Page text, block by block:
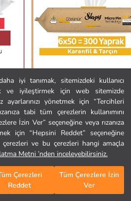
iyi tanımak, sitemizdeki kullanıcı
ve iyileştirmek için web sitemizde
ayarlarınızı yönetmek için “Tercihleri
tabi tüm çerezlerin kullanımını
İzin Ver” seçeneğine veya rızanıza
için “Hepsini Reddet” seçeneğine
çerezleri ve bu çerezleri hangi amaçla
Metni ’nden inceleyebilirsiniz.
Çerezleri
Reddet
Tüm Çerezlere İzin
Ver
Ana Sayfa
Kategoriler
Sepetim
Easy Clean Kiraz Çiçeği Yüzey Temizlik Havlusu Mendili 3x100 (300 Yaprak)
Sleepy
1.223,00 TL
/